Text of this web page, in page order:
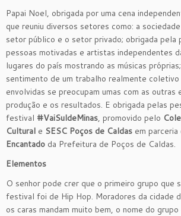
Papai Noel, obrigada por uma cena
que reuniu diversos setores como: a
setor público e o setor privado; obrigada pela
pessoas motivadas e artistas independentes
lugares do país mostrando as músicas
sentimento de um trabalho realmente coletivo
envolvidas se preocupam umas com as outras
produção e os resultados. E obrigada pelas
festival #VaiSuldeMinas, promovido pelo
Cultural e SESC Poços de Caldas em parceria
Encantado da Prefeitura de Poços de Caldas.
Elementos
O senhor pode crer que o primeiro grupo que
festival foi de Hip Hop. Moradores da cidade
os caras mandam muito bem, o nome do grupo